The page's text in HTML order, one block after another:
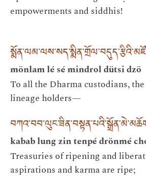
empowerments and siddhis!
mönlam lé sé mindrol dütsi dzö
To all the Dharma custodians,
lineage holders—
kabab lung zin tenpé drönmé
Treasuries of ripening and
aspirations and karma are ripe;